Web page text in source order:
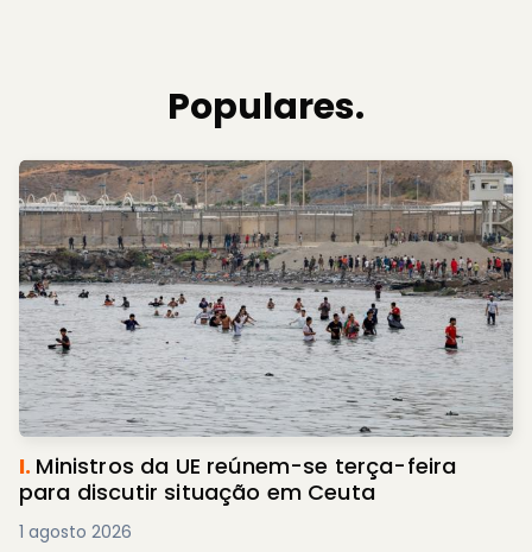
B.Bombeiros Voluntários de Braga entregam
novas divisas e capacetes